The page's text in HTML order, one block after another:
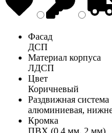
Фасад
ДСП
Материал корпуса
ЛДСП
Цвет
Коричневый
Раздвижная система
алюминиевая,
Кромка
ПВХ (0,4 мм, 2 мм)